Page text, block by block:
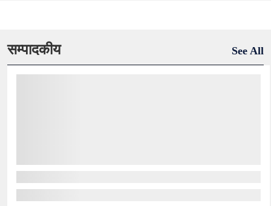
सम्पादकीय See All